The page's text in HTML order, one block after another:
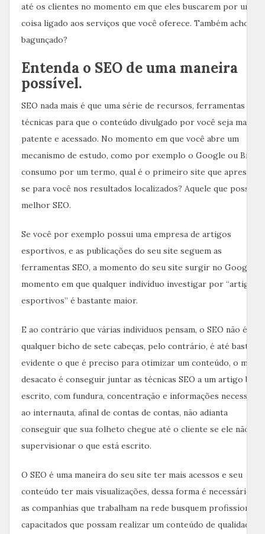
até os clientes no momento em que eles buscarem por uma
coisa ligado aos serviços que você oferece. Também achou
bagunçado?
Entenda o SEO de uma maneira
possível.
SEO nada mais é que uma série de recursos, ferramentas e
técnicas para que o conteúdo divulgado por você seja mais
patente e acessado. No momento em que você abre um
mecanismo de estudo, como por exemplo o Google ou Bing e
consumo por um termo, qual é o primeiro site que
se para você nos resultados localizados? Aquele que possui o
melhor SEO.
Se você por exemplo possui uma empresa de artigos
esportivos, e as publicações do seu site seguem as
ferramentas SEO, a momento do seu site surgir no Google,
momento em que qualquer indivíduo investigar por “artigos
esportivos” é bastante maior.
E ao contrário que várias indivíduos pensam, o SEO não é
qualquer bicho de sete cabeças, pelo contrário, é até bastante
evidente o que é preciso para otimizar um conteúdo, o maior
desacato é conseguir juntar as técnicas SEO a um artigo bem
escrito, com fundura, concentração e informações
ao internauta, afinal de contas de contas, não adianta
conseguir que sua folheto chegue até o cliente se ele não
supervisionar o que está escrito.
O SEO é uma maneira do seu site ter mais acessos e seu
conteúdo ter mais visualizações, dessa forma é necessário
as companhias que trabalham na rede busquem profissionais
capacitados que possam realizar um conteúdo de qualidade